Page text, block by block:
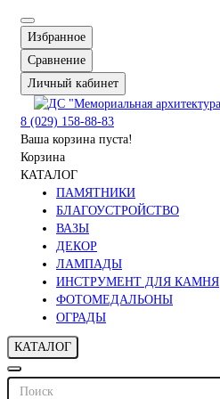
Избранное
Сравнение
Личный кабинет
8 (029) 158-88-83
Ваша корзина пуста!
Корзина
КАТАЛОГ
ПАМЯТНИКИ
БЛАГОУСТРОЙСТВО
ВАЗЫ
ДЕКОР
ЛАМПАДЫ
ИНСТРУМЕНТ ДЛЯ КАМНЯ
ФОТОМЕДАЛЬОНЫ
ОГРАДЫ
КАТАЛОГ